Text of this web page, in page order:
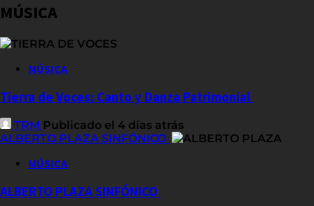
MÚSICA
MÚSICA
Tierra de Voces: Canto y Danza Patrimonial
TRM Publicado el 4 días atrás
ALBERTO PLAZA SINFÓNICO
MÚSICA
ALBERTO PLAZA SINFÓNICO